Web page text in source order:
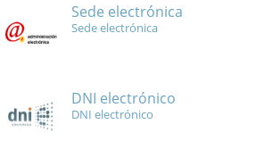
Sede electrónica
Sede electrónica
DNI electrónico
DNI electrónico